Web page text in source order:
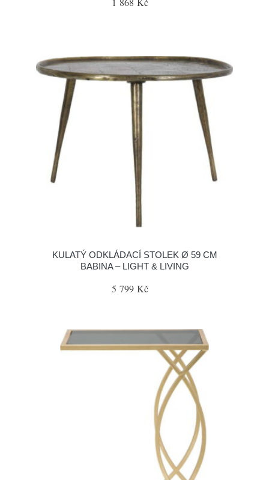
KULATÝ ODKLÁDACÍ STOLEK Ø 59 CM
BABINA – LIGHT & LIVING
5 799 Kč